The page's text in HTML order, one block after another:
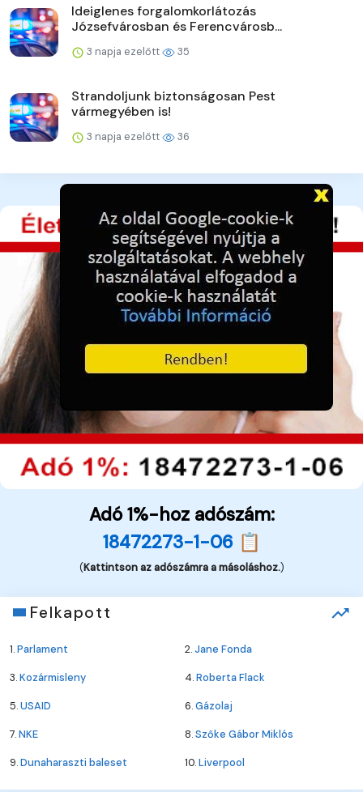
Ideiglenes forgalomkorlátozás
Józsefvárosban és Ferencvárosb...
3 napja ezelőtt 35
Strandoljunk biztonságosan Pest
vármegyében is!
3 napja ezelőtt 36
Adó 1%-hoz adószám:
18472273-1-06 📋
(Kattintson az adószámra a másoláshoz.)
Felkapott
1.Parlament 2.Jane Fonda
3.Kozármisleny 4.Roberta Flack
5.USAID 6.Gázolaj
7.NKE 8.Szőke Gábor Miklós
9.Dunaharaszti baleset 10.Liverpool